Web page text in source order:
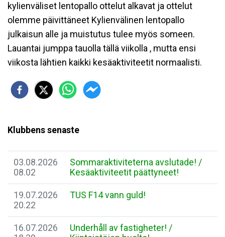
kylienväliset lentopallo ottelut alkavat ja ottelut
olemme päivittäneet Kylienvälinen lentopallo
julkaisun alle ja muistutus tulee myös someen.
Lauantai jumppa tauolla tällä viikolla , mutta ensi
viikosta lähtien kaikki kesäaktiviteetit normaalisti.
Klubbens senaste
03.08.2026
08.02
Sommaraktiviteterna avslutade! /
Kesäaktiviteetit päättyneet!
19.07.2026
20.22
TUS F14 vann guld!
16.07.2026
Underhåll av fastigheter! /